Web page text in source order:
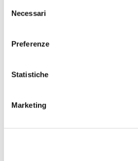
delNecessari
Preferenze
Statistiche
Marketing
Correlati